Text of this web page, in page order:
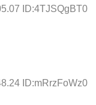
ID:4TJSQgBT0
ID:mRrzFoWz0